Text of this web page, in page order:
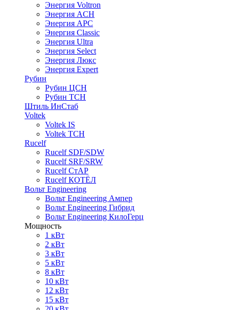
Энергия Voltron
Энергия ACH
Энергия АРС
Энергия Classic
Энергия Ultra
Энергия Select
Энергия Люкс
Энергия Expert
Рубин
Рубин ЦСН
Рубин ТСН
Штиль ИнСтаб
Voltek
Voltek IS
Voltek ТСН
Rucelf
Rucelf SDF/SDW
Rucelf SRF/SRW
Rucelf СтАР
Rucelf КОТЁЛ
Вольт Engineering
Вольт Engineering Ампер
Вольт Engineering Гибрид
Вольт Engineering КилоГерц
Мощность
1 кВт
2 кВт
3 кВт
5 кВт
8 кВт
10 кВт
12 кВт
15 кВт